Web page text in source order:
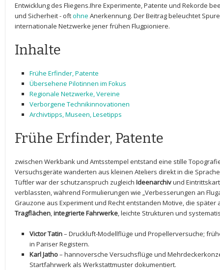
Entwicklung des Fliegens.Ihre Experimente,⁣ Patente und Rekorde
und Sicherheit ‍- oft​ohne ‍Anerkennung. ‌Der Beitrag‌ beleuchtet
internationale Netzwerke jener frühen Flugpioniere.
Inhalte
Frühe Erfinder, Patente
Übersehene Pilotinnen im Fokus
Regionale Netzwerke, Vereine
Verborgene Technikinnovationen
Archivtipps, Museen, Lesetipps
Frühe Erfinder, Patente
zwischen Werkbank und Amtsstempel entstand eine ‌stille
Versuchsgeräte wanderten aus‌ kleinen Ateliers direkt in die
Tüftler ‌war ⁣der ⁣schutzanspruch zugleich Ideenarchivund
verblassten, während Formulierungen wie „Verbesserungen an
Grauzone aus Experiment und Recht entstanden Motive,​ die später
Tragflächen,integrierte Fahrwerke, leichte Strukturen und​
Victor Tatin– Druckluft-Modellflüge und Propellerversuche;‍
in Pariser Registern.
Karl Jatho– hannoversche Versuchsflüge‍ und
Startfahrwerk als Werkstattmuster dokumentiert.